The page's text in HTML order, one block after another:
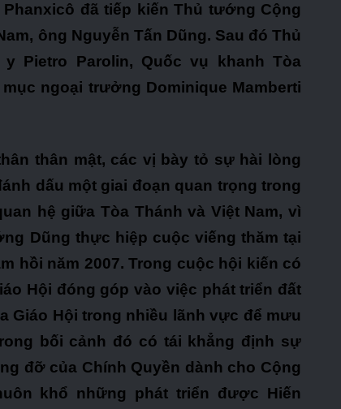
đã tiếp kiến Thủ tướng Cộng
ông Nguyễn Tấn Dũng. Sau đó Thủ
Pietro Parolin, Quốc vụ khanh Tòa
ngoại trưởng Dominique Mamberti
thân mật, các vị bày tỏ sự hài lòng
dấu một giai đoạn quan trọng trong
hệ giữa Tòa Thánh và Việt Nam, vì
Dũng thực hiệp cuộc viếng thăm tại
hồi năm 2007. Trong cuộc hội kiến có
Hội đóng góp vào việc phát triển đất
Giáo Hội trong nhiều lãnh vực để mưu
bối cảnh đó có tái khẳng định sự
đỡ của Chính Quyền dành cho Cộng
khổ những phát triển được Hiến